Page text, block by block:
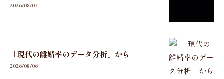
2026/08/07
「現代の離婚率のデータ分析」から
2026/08/06